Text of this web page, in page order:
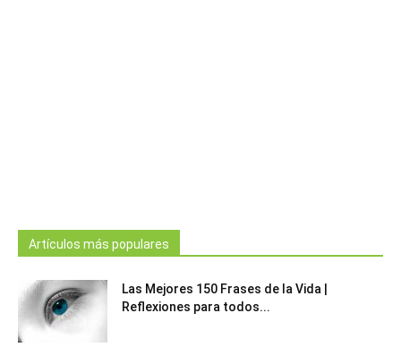
Artículos más populares
Las Mejores 150 Frases de la Vida |
Reflexiones para todos...